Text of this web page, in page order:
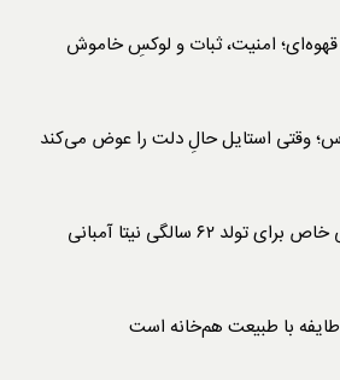
امنیت، ثبات و لوکسِ خاموش
وقتی استایل حالِ دلت را عوض می‌کند
۶۲ سالگی نیتا آمبانی
با طبیعت هم‌خانه است